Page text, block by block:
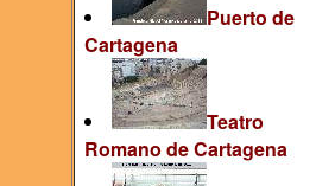
Puerto de
Cartagena
Teatro
Romano de Cartagena